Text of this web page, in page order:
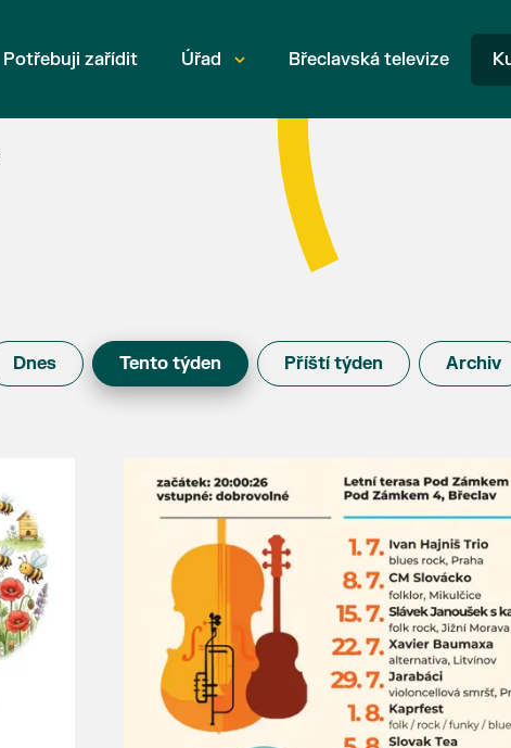
Potřebuji zařídit Úřad Břeclavská televize
Dnes Tento týden Příští týden Archiv